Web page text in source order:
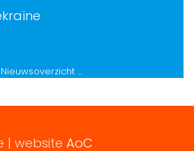
…
| website AoC